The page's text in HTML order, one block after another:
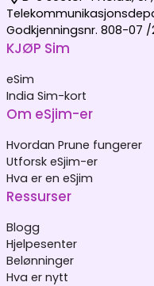
Godkjenningsnr. 808-07 /
KJØP Sim
eSim
India Sim-kort
Om eSjim-er
Hvordan Prune fungerer
Utforsk eSjim-er
Hva er en eSjim
Ressurser
Blogg
Hjelpesenter
Belønninger
Hva er nytt